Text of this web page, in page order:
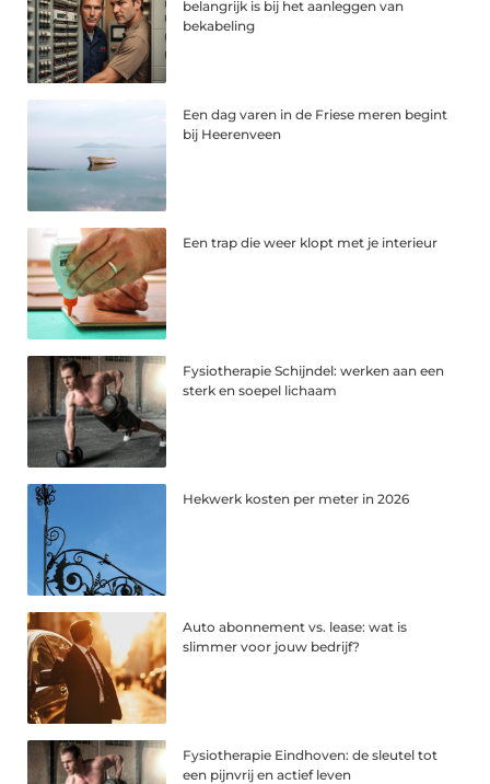
belangrijk is bij het aanleggen van
bekabeling
Een dag varen in de Friese meren begint
bij Heerenveen
Een trap die weer klopt met je interieur
Fysiotherapie Schijndel: werken aan een
sterk en soepel lichaam
Hekwerk kosten per meter in 2026
Auto abonnement vs. lease: wat is
slimmer voor jouw bedrijf?
Fysiotherapie Eindhoven: de sleutel tot
een pijnvrij en actief leven